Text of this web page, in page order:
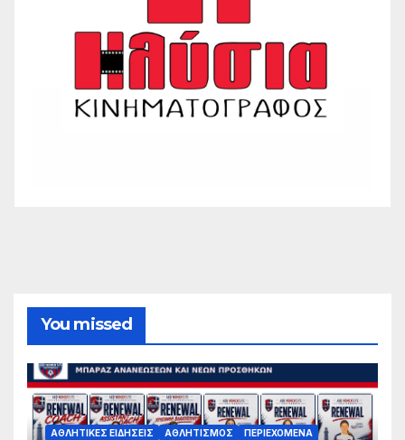
You missed
ΑΘΛΗΤΙΚΈΣ ΕΙΔΉΣΕΙΣ ΑΘΛΗΤΙΣΜΌΣ ΠΕΡΙΕΧΌΜΕΝΑ